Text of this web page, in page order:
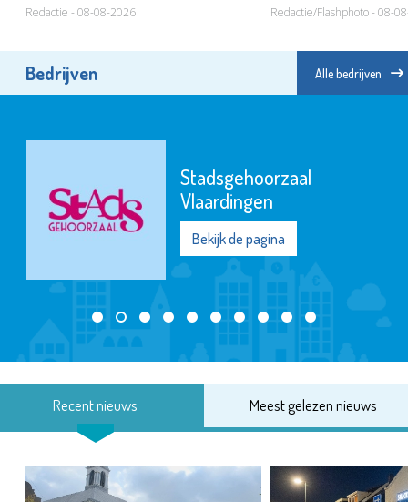
Redactie - 08-08-2026 Redactie/Flashphoto - 08-
Bedrijven Alle bedrijven
Stadsgehoorzaal
Vlaardingen
Bekijk de pagina
Recent nieuws Meest gelezen nieuws